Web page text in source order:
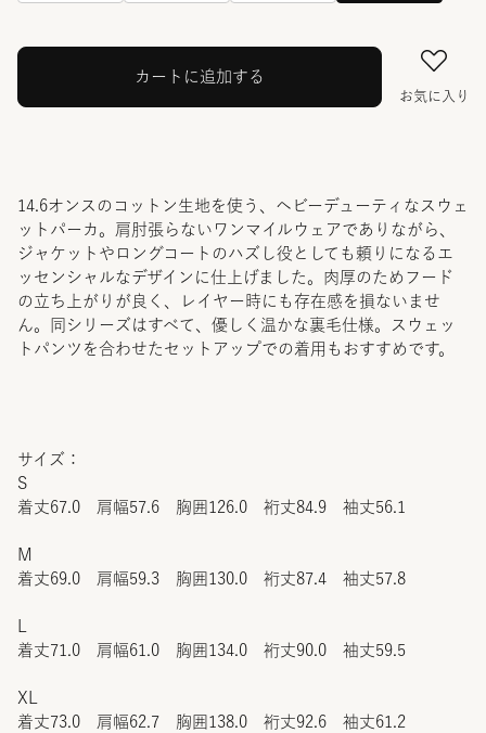
カートに追加する
お気に入り
14.6オンスのコットン生地を使う、ヘビーデューティなスウェ
ットパーカ。肩肘張らないワンマイルウェアでありながら、
ジャケットやロングコートのハズし役としても頼りになるエ
ッセンシャルなデザインに仕上げました。肉厚のためフード
の立ち上がりが良く、レイヤー時にも存在感を損ないませ
ん。同シリーズはすべて、優しく温かな裏毛仕様。スウェッ
トパンツを合わせたセットアップでの着用もおすすめです。
サイズ：
S
着丈67.0 肩幅57.6 胸囲126.0 裄丈84.9 袖丈56.1
M
着丈69.0 肩幅59.3 胸囲130.0 裄丈87.4 袖丈57.8
着丈71.0 肩幅61.0 胸囲134.0 裄丈90.0 袖丈59.5
XL
着丈73.0 肩幅62.7 胸囲138.0 裄丈92.6 袖丈61.2